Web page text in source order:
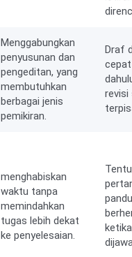
Menggabungkan
penyusunan dan
pengeditan, yang
membutuhkan
berbagai jenis
pemikiran.
Draf
revisi
menghabiskan
waktu tanpa
memindahkan
tugas lebih dekat
ke penyelesaian.